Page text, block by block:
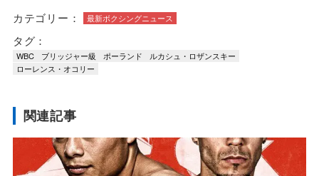
カテゴリー： 最新ボクシングニュース
タグ：
WBC ブリッジャー級 ポーランド
ルカシュ・ロザンスキー
ローレンス・オコリー
関連記事